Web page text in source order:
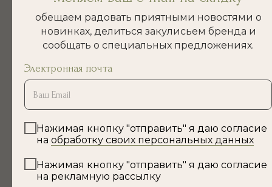
обещаем радовать приятными новостями о
новинках, делиться закулисьем бренда и
сообщать о специальных предложениях.
Электронная почта
Нажимая кнопку "отправить" я даю согласие
на обработку своих персональных данных
Нажимая кнопку "отправить" я даю согласие
на рекламную рассылку
3 700 р.
СЕРЬГИ
БРАСЛЕТ "С